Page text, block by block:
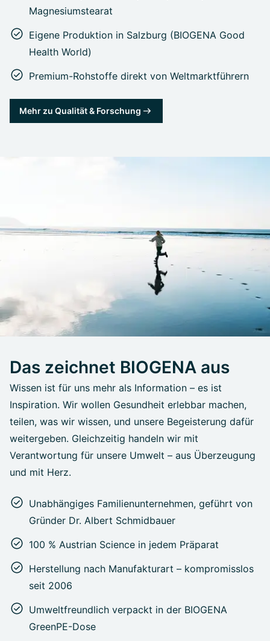
Magnesiumstearat
Eigene Produktion in Salzburg (BIOGENA Good
Health World)
Premium-Rohstoffe direkt von Weltmarktführern
Mehr zu Qualität & Forschung
Das zeichnet BIOGENA aus
Wissen ist für uns mehr als Information – es ist
Inspiration. Wir wollen Gesundheit erlebbar machen,
teilen, was wir wissen, und unsere Begeisterung dafür
weitergeben. Gleichzeitig handeln wir mit
Verantwortung für unsere Umwelt – aus Überzeugung
und mit Herz.
Unabhängiges Familienunternehmen, geführt von
Gründer Dr. Albert Schmidbauer
100 % Austrian Science in jedem Präparat
Herstellung nach Manufakturart – kompromisslos
seit 2006
Umweltfreundlich verpackt in der BIOGENA
GreenPE-Dose